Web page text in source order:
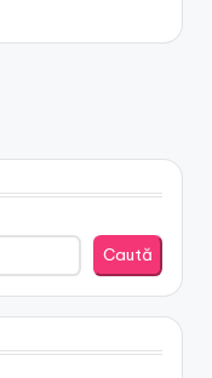
Caută